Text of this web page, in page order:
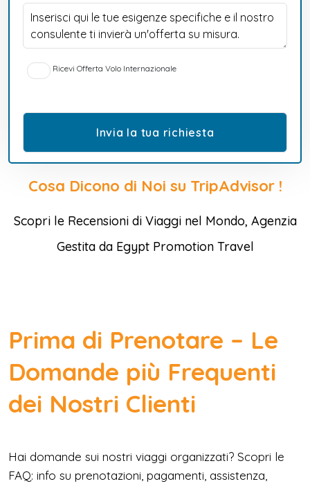
Ricevi Offerta Volo Internazionale
Cosa Dicono di Noi su TripAdvisor !
Scopri le Recensioni di Viaggi nel Mondo, Agenzia
Gestita da Egypt Promotion Travel
Prima di Prenotare – Le
Domande più Frequenti
dei Nostri Clienti
Hai domande sui nostri viaggi organizzati? Scopri le
FAQ: info su prenotazioni, pagamenti, assistenza,